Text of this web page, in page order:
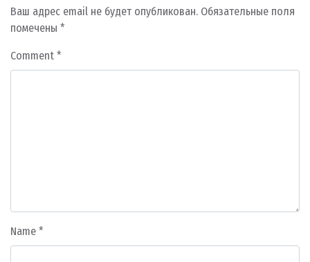
Ваш адрес email не будет опубликован. Обязательные поля
помечены *
Comment *
Name *